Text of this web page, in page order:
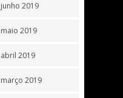
junho 2019
maio 2019
abril 2019
março 2019